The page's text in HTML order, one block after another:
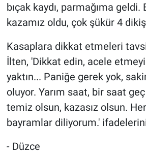
bıçak kaydı, parmağıma geldi.
kazamız oldu, çok şükür 4
Kasaplara dikkat etmeleri
İlten, 'Dikkat edin, acele
yaktın... Paniğe gerek yok,
oluyor. Yarım saat, bir saat
temiz olsun, kazasız olsun.
bayramlar diliyorum.'
- Düzce
Popüler
Sağlık
Spor
Teknoloji